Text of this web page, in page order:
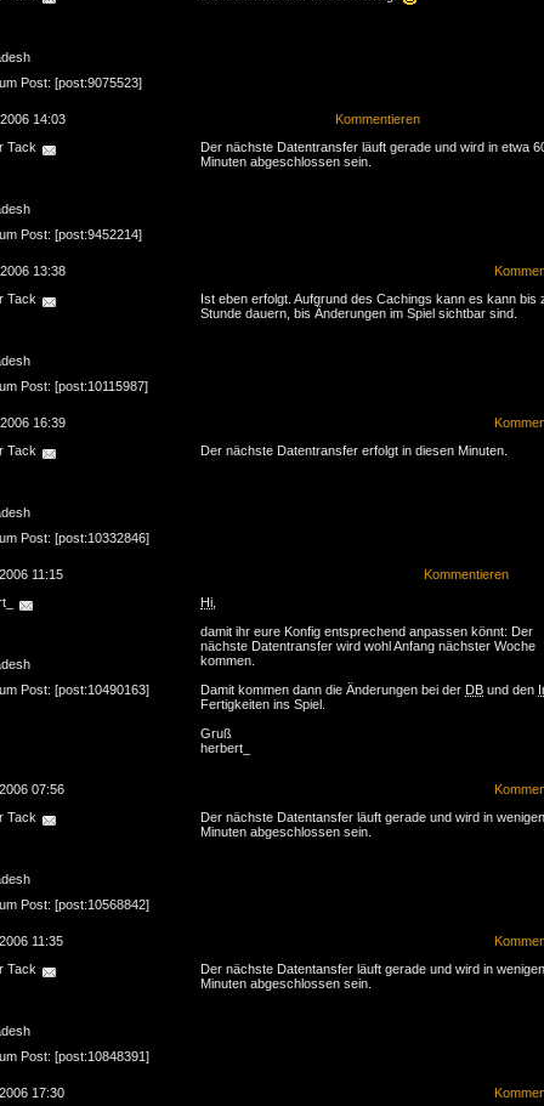
Post: [post:9075523]
14:03
Kommentieren
Tack
Post: [post:9452214]
Der nächste Datentransfer läuft gerade und wird in etwa
Minuten abgeschlossen sein.
13:38
Tack
Post: [post:10115987]
Ist eben erfolgt. Aufgrund des Cachings kann es kann bis
Stunde dauern, bis Änderungen im Spiel sichtbar sind.
16:39
Tack
Post: [post:10332846]
Der nächste Datentransfer erfolgt in diesen Minuten.
11:15
Kommentieren
Post: [post:10490163]
Hi
damit ihr eure Konfig entsprechend anpassen könnt: Der
nächste Datentransfer wird wohl Anfang nächster Woche
kommen.
Damit kommen dann die Änderungen bei der DB und den
Fertigkeiten ins Spiel.
Gruß
herbert_
07:56
Tack
Post: [post:10568842]
Der nächste Datentansfer läuft gerade und wird in wenigen
Minuten abgeschlossen sein.
11:35
Tack
Post: [post:10848391]
Der nächste Datentansfer läuft gerade und wird in wenigen
Minuten abgeschlossen sein.
17:30